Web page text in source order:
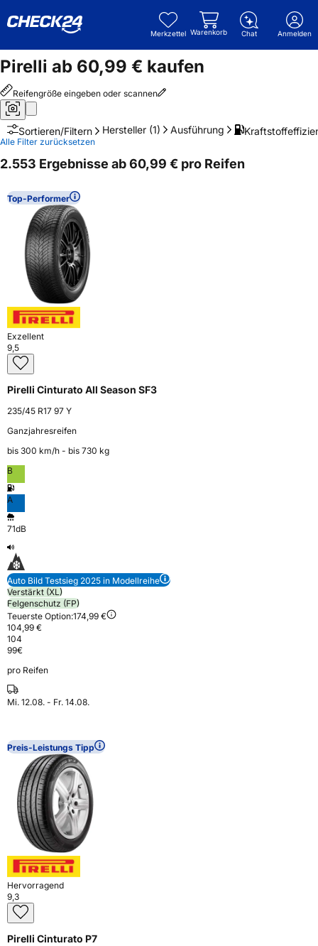
Merkzettel Warenkorb Chat Anmelden
Pirelli ab 60,99 € kaufen
Reifengröße eingeben oder scannen
Sortieren/Filtern Hersteller (1) Ausführung
Alle Filter zurücksetzen
2.553 Ergebnisse ab 60,99 € pro Reifen
Top-Performer
Exzellent
9,5
Pirelli Cinturato All Season SF3
235/45 R17 97 Y
Ganzjahresreifen
bis 300 km⁠/⁠h - bis 730 kg
B
A
71dB
Auto Bild Testsieg 2025 in Modellreihe
Verstärkt (XL)
Felgenschutz (FP)
Teuerste Option:174,99 €
104,99 €
104
99€
pro Reifen
Mi. 12.08. - Fr. 14.08.
Preis-Leistungs Tipp
Hervorragend
9,3
Pirelli Cinturato P7